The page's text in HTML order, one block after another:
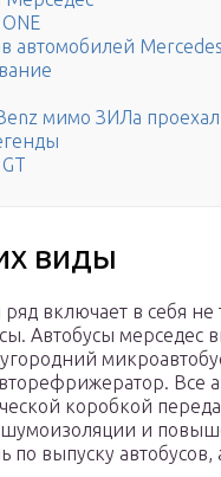
автомобилей
мимо ЗИЛа проехал
виды
включает в себя
Автобусы мерседес
Все
коробкой
и
по выпуску